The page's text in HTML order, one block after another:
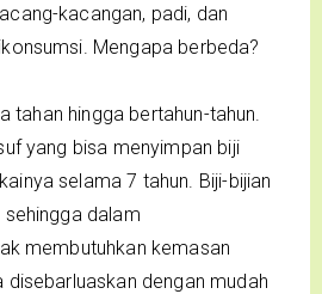
kacangan, padi, dan
Mengapa berbeda?
tahan hingga bertahun-tahun.
yang bisa menyimpan biji
selama 7 tahun. Biji-bijian
dalam
membutuhkan kemasan
disebarluaskan dengan mudah